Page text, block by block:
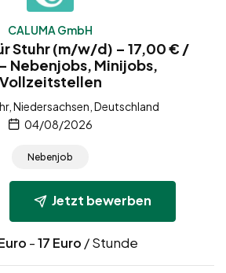
CALUMA GmbH
Stuhr (m/w/d) – 17,00 € /
Nebenjobs, Minijobs,
Vollzeitstellen
Niedersachsen, Deutschland
04/08/2026
Nebenjob
Jetzt bewerben
-17 Euro / Stunde